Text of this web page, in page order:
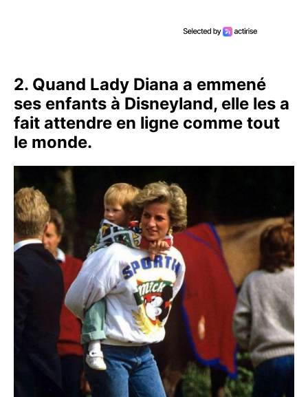
2. Quand Lady Diana a emmené
ses enfants à Disneyland, elle les a
fait attendre en ligne comme tout
le monde.